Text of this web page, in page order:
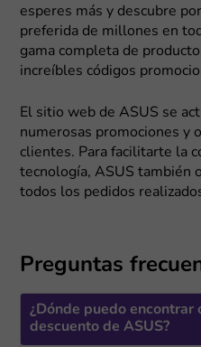
esperes más y descubre
preferida de millones en
gama completa de
increíbles códigos
El sitio web de ASUS se
numerosas promociones y
clientes. Para facilitarte la
tecnología, ASUS también
todos los pedidos
Preguntas
¿Dónde puedo encontrar
descuento de ASUS?